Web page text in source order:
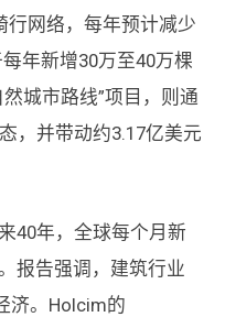
行网络，每年预计减少
年新增30万至40万棵
城市路线”项目，则通
，并带动约3.17亿美元
40年，全球每个月新
报告强调，建筑行业
济。Holcim的